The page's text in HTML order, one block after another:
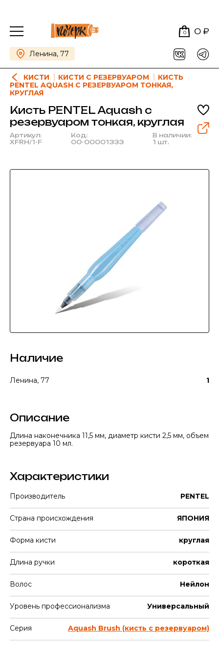
0 0 ₽
Ленина, 77
КИСТИ КИСТИ С РЕЗЕРВУАРОМ
КИСТЬ
PENTEL AQUASH С РЕЗЕРВУАРОМ ТОНКАЯ,
КРУГЛАЯ
Кисть PENTEL Aquash с
резервуаром тонкая, круглая
Артикул:
XFRH/1-F
Код:
00-00001333
В наличии:
1 шт.
Наличие
Ленина, 77 1
Описание
Длина наконечника 11,5 мм, диаметр кисти 2,5 мм, объем
резервуара 10 мл.
Характеристики
Производитель PENTEL
Страна происхождения ЯПОНИЯ
Форма кисти круглая
Длина ручки короткая
Волос Нейлон
Уровень профессионализма Универсальный
Серия Aquash Brush (кисть с резервуаром)